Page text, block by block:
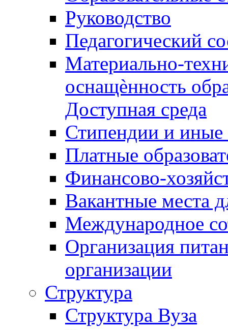
Руководство
Педагогический
Материально-
оснащѐнность
Доступная среда
Стипендии и иные
Платные
Финансово-
Вакантные места
Международное
Организация
организации
Структура
Структура Вуза